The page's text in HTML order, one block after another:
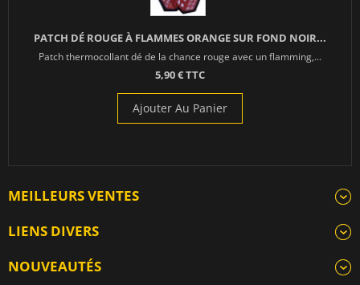
PATCH DÉ ROUGE À FLAMMES ORANGE SUR FOND NOIR...
Patch thermocollant dé de la chance rouge avec un flamming,...
5,90 € TTC
Ajouter Au Panier
MEILLEURS VENTES
LIENS DIVERS
NOUVEAUTÉS